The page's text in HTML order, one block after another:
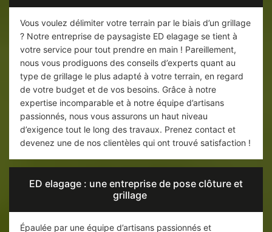
Vous voulez délimiter votre terrain par le biais d’un grillage
? Notre entreprise de paysagiste ED elagage se tient à
votre service pour tout prendre en main ! Pareillement,
nous vous prodiguons des conseils d’experts quant au
type de grillage le plus adapté à votre terrain, en regard
de votre budget et de vos besoins. Grâce à notre
expertise incomparable et à notre équipe d’artisans
passionnés, nous vous assurons un haut niveau
d’exigence tout le long des travaux. Prenez contact et
devenez une de nos clientèles qui ont trouvé satisfaction !
ED elagage : une entreprise de pose clôture et
grillage
Épaulée par une équipe d’artisans passionnés et